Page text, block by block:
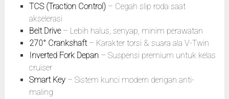
TCS (Traction Control)– Cegah slip roda saat
akselerasi
Belt Drive– Lebih halus, senyap, minim perawatan
270° Crankshaft– Karakter torsi & suara ala V-Twin
Inverted Fork Depan– Suspensi premium untuk kelas
cruiser
Smart Key– Sistem kunci modern dengan anti-
maling